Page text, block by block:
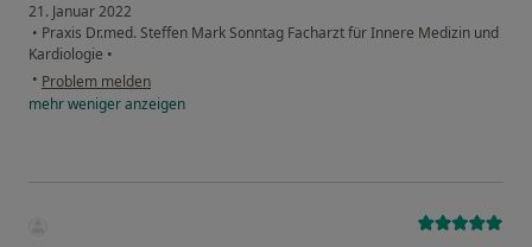
21. Januar 2022
• Praxis Dr.med. Steffen Mark Sonntag Facharzt für Innere Medizin und
Kardiologie •
• Problem melden
mehrwenigeranzeigen